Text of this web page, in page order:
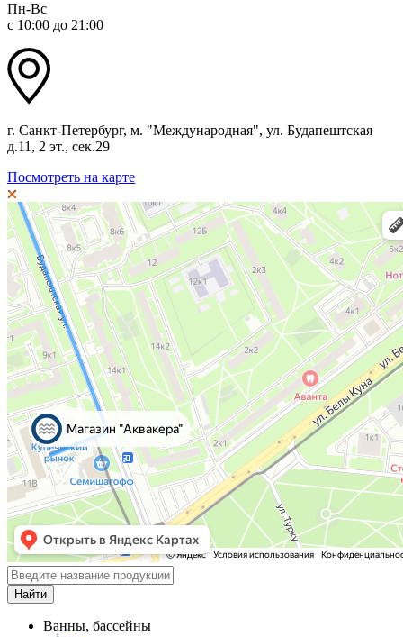
Пн-Вс
с 10:00 до 21:00
г. Санкт-Петербург, м. "Международная", ул. Будапештская
д.11, 2 эт., сек.29
Посмотреть на карте
Ванны, бассейны